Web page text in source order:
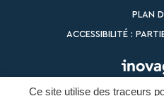
Ce site utilise des traceurs
PLAN
ACCESSIBILITÉ :